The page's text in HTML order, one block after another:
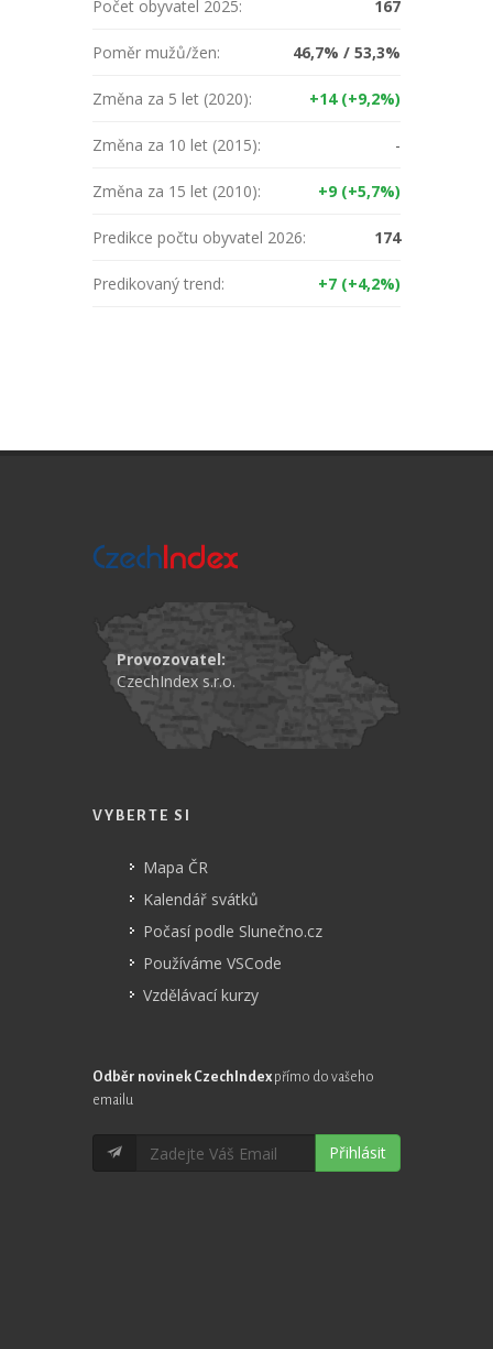
Počet obyvatel 2025: 167
Poměr mužů/žen: 46,7% / 53,3%
Změna za 5 let (2020): +14 (+9,2%)
Změna za 10 let (2015): -
Změna za 15 let (2010): +9 (+5,7%)
Predikce počtu obyvatel 2026: 174
Predikovaný trend: +7 (+4,2%)
Provozovatel:
CzechIndex s.r.o.
VYBERTE SI
Mapa ČR
Kalendář svátků
Počasí podle Slunečno.cz
Používáme VSCode
Vzdělávací kurzy
Odběr novinek CzechIndex přímo do vašeho
emailu
Přihlásit